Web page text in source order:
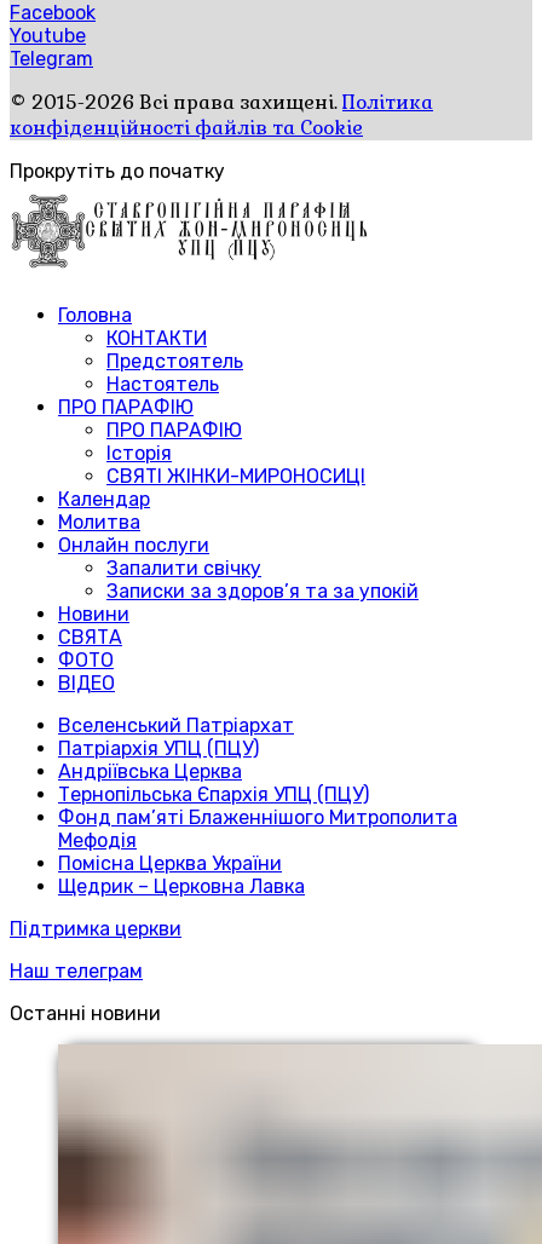
Facebook
Youtube
Telegram
© 2015-2026 Всі права захищені.Політика
конфіденційності файлів та Cookie
Прокрутіть до початку
Головна
КОНТАКТИ
Предстоятель
Настоятель
ПРО ПАРАФІЮ
ПРО ПАРАФІЮ
Історія
СВЯТІ ЖІНКИ-МИРОНОСИЦІ
Календар
Молитва
Онлайн послуги
Запалити свічку
Записки за здоров’я та за упокій
Новини
СВЯТА
ФОТО
ВІДЕО
Вселенський Патріархат
Патріархія УПЦ (ПЦУ)
Андріївська Церква
Тернопільська Єпархія УПЦ (ПЦУ)
Фонд пам’яті Блаженнішого Митрополита
Мефодія
Помісна Церква України
Щедрик – Церковна Лавка
Підтримка церкви
Наш телеграм
Останні новини